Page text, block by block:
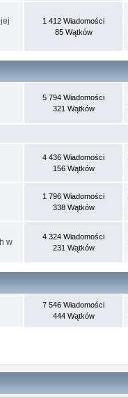
1 412 Wiadomości
85 Wątków
5 794 Wiadomości
321 Wątków
4 436 Wiadomości
156 Wątków
1 796 Wiadomości
338 Wątków
w
4 324 Wiadomości
231 Wątków
7 546 Wiadomości
444 Wątków